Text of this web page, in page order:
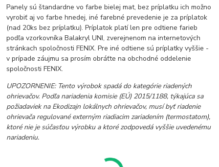
Panely sú štandardne vo farbe bielej mat, bez príplatku ich možno
vyrobiť aj vo farbe hnedej, iné farebné prevedenie je za príplatok
(nad 20ks bez príplatku). Príplatok platí len pre odtiene farieb
podľa vzorkovníka Balakryl UNI, zverejnenom na internetových
stránkach spoločnosti FENIX. Pre iné odtiene sú príplatky vyššie -
v prípade záujmu sa prosím obráťte na obchodné oddelenie
spoločnosti FENIX.
UPOZORNENIE: Tento výrobok spadá do kategórie riadených
ohrievačov. Podľa nariadenia komisie (EÚ) 2015/1188, týkajúca sa
požiadaviek na Ekodizajn lokálnych ohrievačov, musí byť riadenie
ohrievača regulované externým riadiacim zariadením (termostatom),
ktoré nie je súčasťou výrobku a ktoré zodpovedá vyššie uvedenému
nariadeniu.